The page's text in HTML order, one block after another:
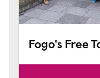
Fogo's Free